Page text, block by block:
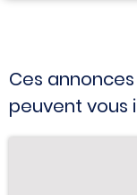
Ces
peuvent vous